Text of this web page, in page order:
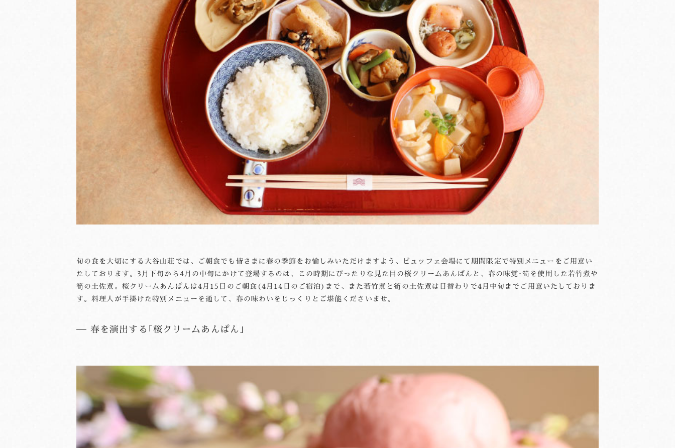
旬の食を大切にする大谷山荘では、ご朝食でも皆さまに春の季節をお愉しみいただけますよう、ビュッフェ会場にて期間限定で特別メニューをご用意い
たしております。3月下旬から4月の中旬にかけて登場するのは、この時期にぴったりな見た目の桜クリームあんぱんと、春の味覚･筍を使用した若竹煮や
筍の土佐煮。桜クリームあんぱんは4月15日のご朝食(4月14日のご宿泊)まで、また若竹煮と筍の土佐煮は日替わりで4月中旬までご用意いたしておりま
す。料理人が手掛けた特別メニューを通して、春の味わいをじっくりとご堪能くださいませ。
春を演出する｢桜クリームあんぱん｣